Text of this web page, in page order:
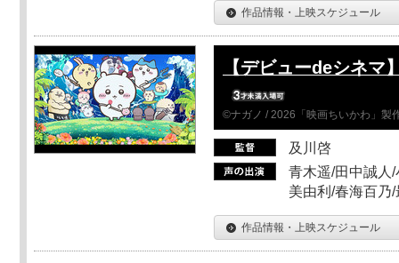
作品情報・上映スケジュール
【デビューdeシネマ
©ナガノ / 2026「映画ちいかわ」製
及川啓
青木遥/田中誠人
美由利/春海百乃
作品情報・上映スケジュール